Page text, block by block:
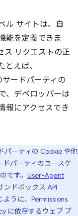
ル サイトは、自
能を定義できま
ス リクエストの正
えば、
ードパーティの
、デベロッパーは
報にアクセスでき
パーティの Cookie や他
パーティのユースケ
です。 User-Agent
ンドボックス API
ように、Permissions
に依存するウェブ プ